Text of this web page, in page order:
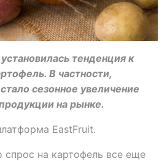
тенденция к
В частности,
сезонное увеличение
на рынке.
EastFruit.
спрос на картофель все еще